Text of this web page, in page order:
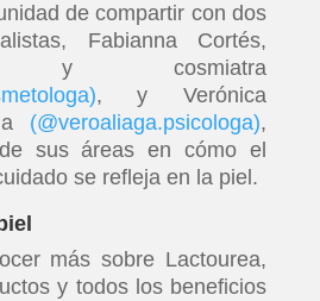
de compartir con dos
Fabianna Cortés,
y cosmiatra
, y Verónica
(@veroaliaga.psicologa),
sus áreas en cómo el
se refleja en la piel.
más sobre Lactourea,
y todos los beneficios